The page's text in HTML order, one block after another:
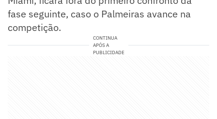
fase seguinte, caso o Palmeiras avance na
competição.
CONTINUA
APÓS A
PUBLICIDADE